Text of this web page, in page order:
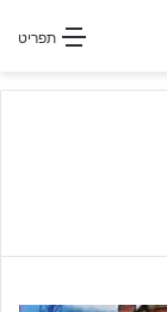
תפריט